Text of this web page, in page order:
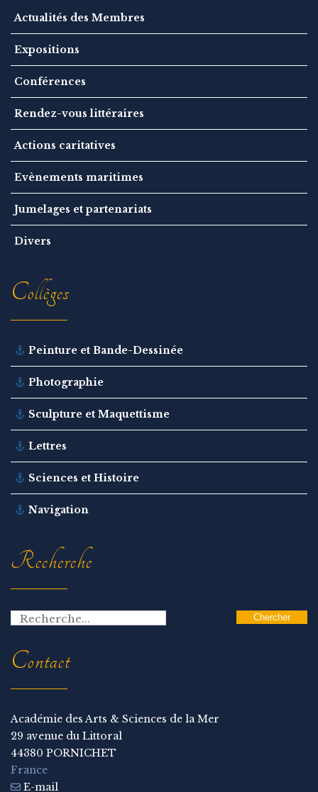
Actualités des Membres
Expositions
Conférences
Rendez-vous littéraires
Actions caritatives
Evènements maritimes
Jumelages et partenariats
Divers
Collèges
Peinture et Bande-Dessinée
Photographie
Sculpture et Maquettisme
Lettres
Sciences et Histoire
Navigation
Recherche
Contact
Académie des Arts & Sciences de la Mer
29 avenue du Littoral
44380 PORNICHET
France
E-mail